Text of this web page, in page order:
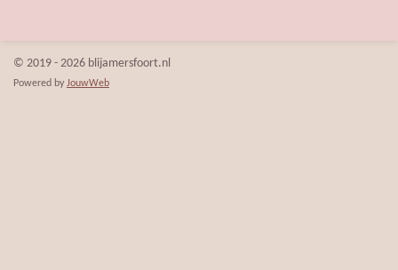
© 2019 - 2026 blijamersfoort.nl
Powered by JouwWeb